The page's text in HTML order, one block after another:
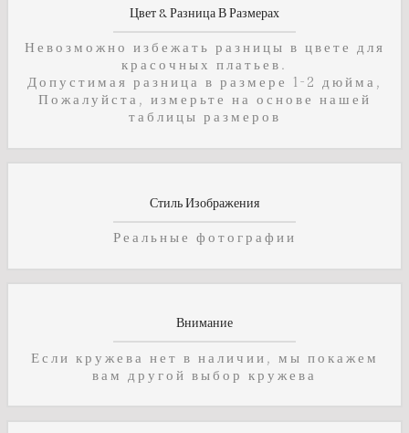
Цвет & Разница В Размерах
Невозможно избежать разницы в цвете для
красочных платьев.
Допустимая разница в размере 1-2 дюйма,
Пожалуйста, измерьте на основе нашей
таблицы размеров
Стиль Изображения
Реальные фотографии
Внимание
Если кружева нет в наличии, мы покажем
вам другой выбор кружева